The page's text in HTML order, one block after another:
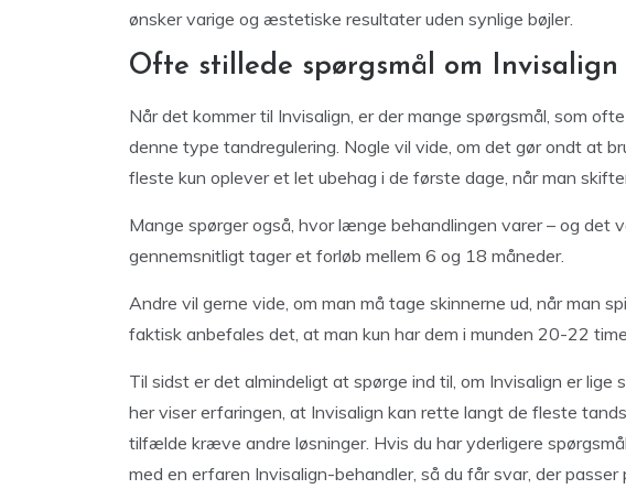
ønsker varige og æstetiske resultater uden synlige bøjler.
Ofte stillede spørgsmål om Invisalign
Når det kommer til Invisalign, er der mange spørgsmål, som
denne type tandregulering. Nogle vil vide, om det gør ondt at
fleste kun oplever et let ubehag i de første dage, når man
Mange spørger også, hvor længe behandlingen varer – og det
gennemsnitligt tager et forløb mellem 6 og 18 måneder.
Andre vil gerne vide, om man må tage skinnerne ud, når man
faktisk anbefales det, at man kun har dem i munden 20-22
Til sidst er det almindeligt at spørge ind til, om Invisalign er
her viser erfaringen, at Invisalign kan rette langt de fleste
tilfælde kræve andre løsninger. Hvis du har yderligere
med en erfaren Invisalign-behandler, så du får svar, der